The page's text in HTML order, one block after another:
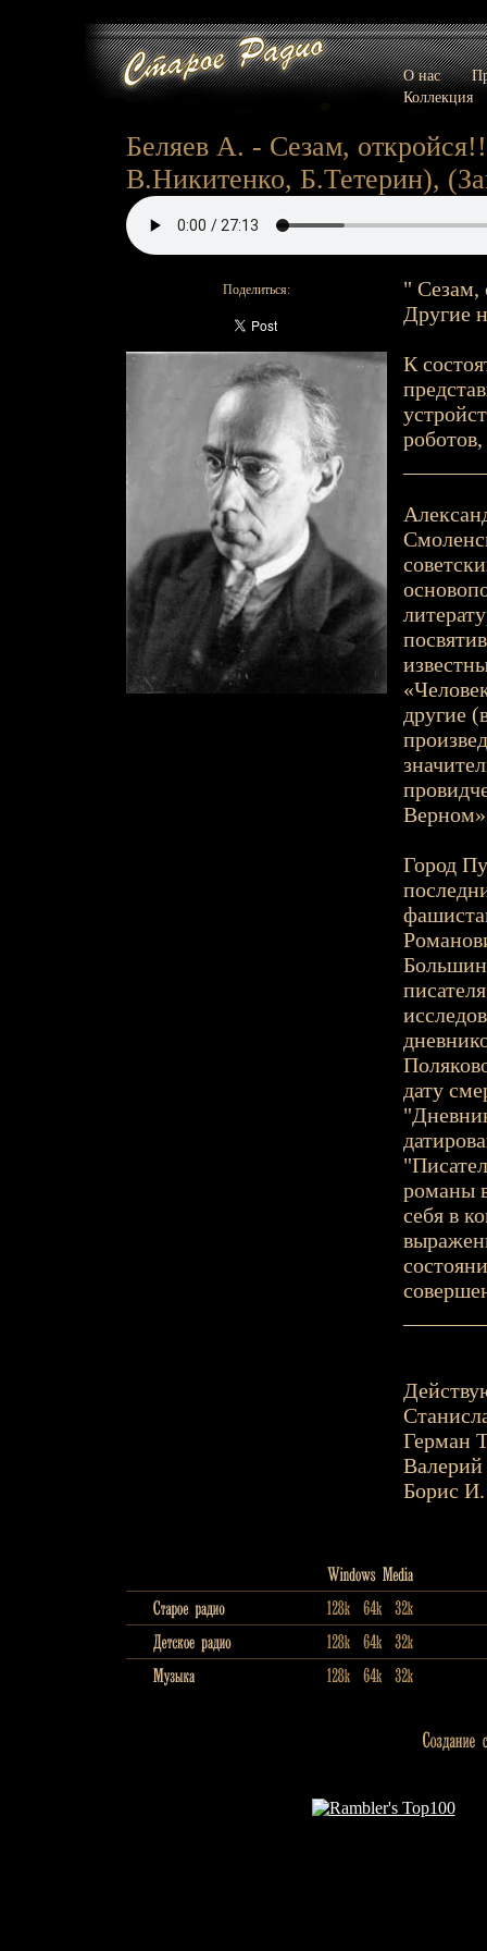
О нас
Коллекция
Беляев А. - Сезам,
В.Никитенко, Б.Тетерин),
Поделиться:
" Сезам,
Другие
К
другие
Город
дату
романы
себя в
Герман
Борис